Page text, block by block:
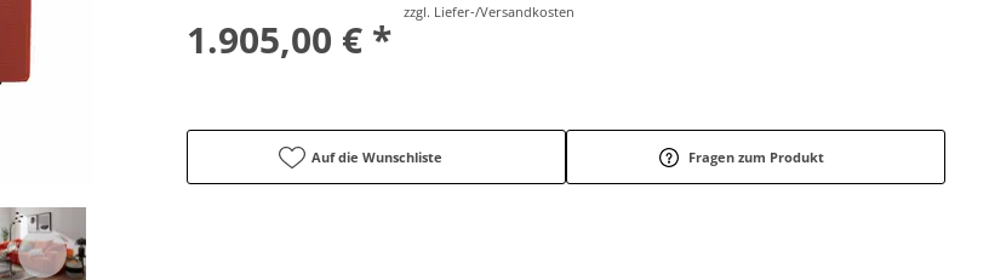
1.905,00 € *
zzgl. Liefer-/Versandkosten
Auf die Wunschliste Fragen zum Produkt